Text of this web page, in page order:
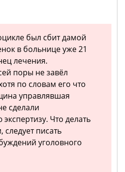
был сбит дамой
в больнице уже 21
лечения.
поры не завёл
по словам его что
управлявшая
сделали
Что делать
следует писать
уголовного